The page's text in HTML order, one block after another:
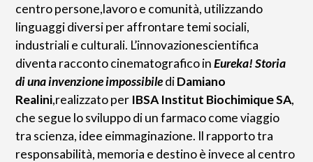
centro persone,lavoro e comunità, utilizzando
linguaggi diversi per affrontare temi sociali,
industriali e culturali. L’innovazionescientifica
diventa racconto cinematografico inEureka! Storia
di una invenzione impossibilediDamiano
Realini,realizzato per IBSA Institut Biochimique SA,
che segue lo sviluppo di un farmaco come viaggio
tra scienza, idee eimmaginazione. Il rapporto tra
responsabilità, memoria e destino è invece al centro